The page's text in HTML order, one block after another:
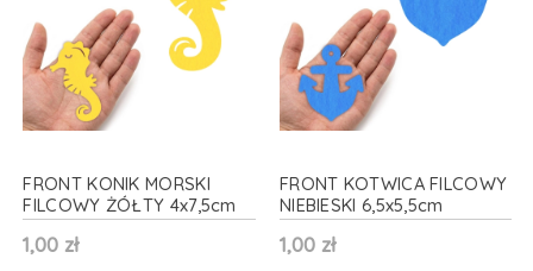
FRONT KONIK MORSKI
FILCOWY ŻÓŁTY 4x7,5cm
1,00 zł
FRONT KOTWICA FILCOWY
NIEBIESKI 6,5x5,5cm
1,00 zł